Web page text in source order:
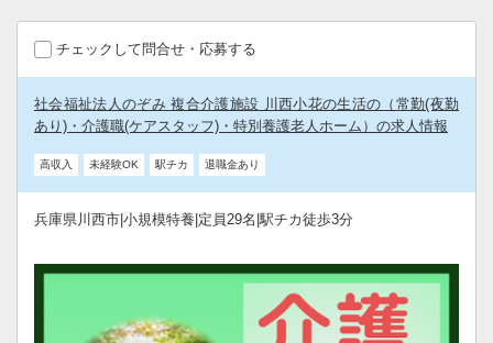
チェックして問合せ・応募する
社会福祉法人のぞみ 複合介護施設 川西小花の生活の（常勤(夜勤
あり)・介護職(ケアスタッフ)・特別養護老人ホーム）の求人情報
高収入 未経験OK 駅チカ 退職金あり
兵庫県川西市|小規模特養|定員29名|駅チカ徒歩3分